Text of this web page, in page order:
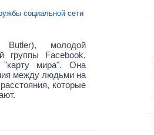
социальной сети
молодой
группы Facebook,
"карту мира". Она
между людьми на
которые